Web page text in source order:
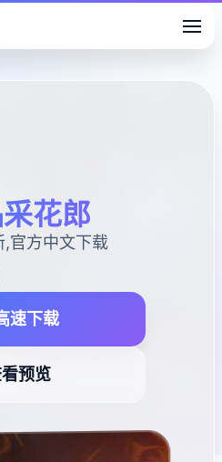
花郎
,官方中文下载
速下载
预览